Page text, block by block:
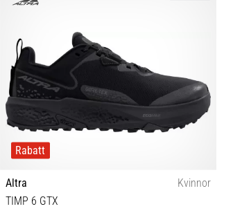
Rabatt
Altra
Kvinnor
TIMP 6 GTX